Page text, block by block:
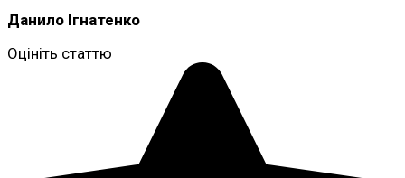
Данило Ігнатенко
Оцініть статтю